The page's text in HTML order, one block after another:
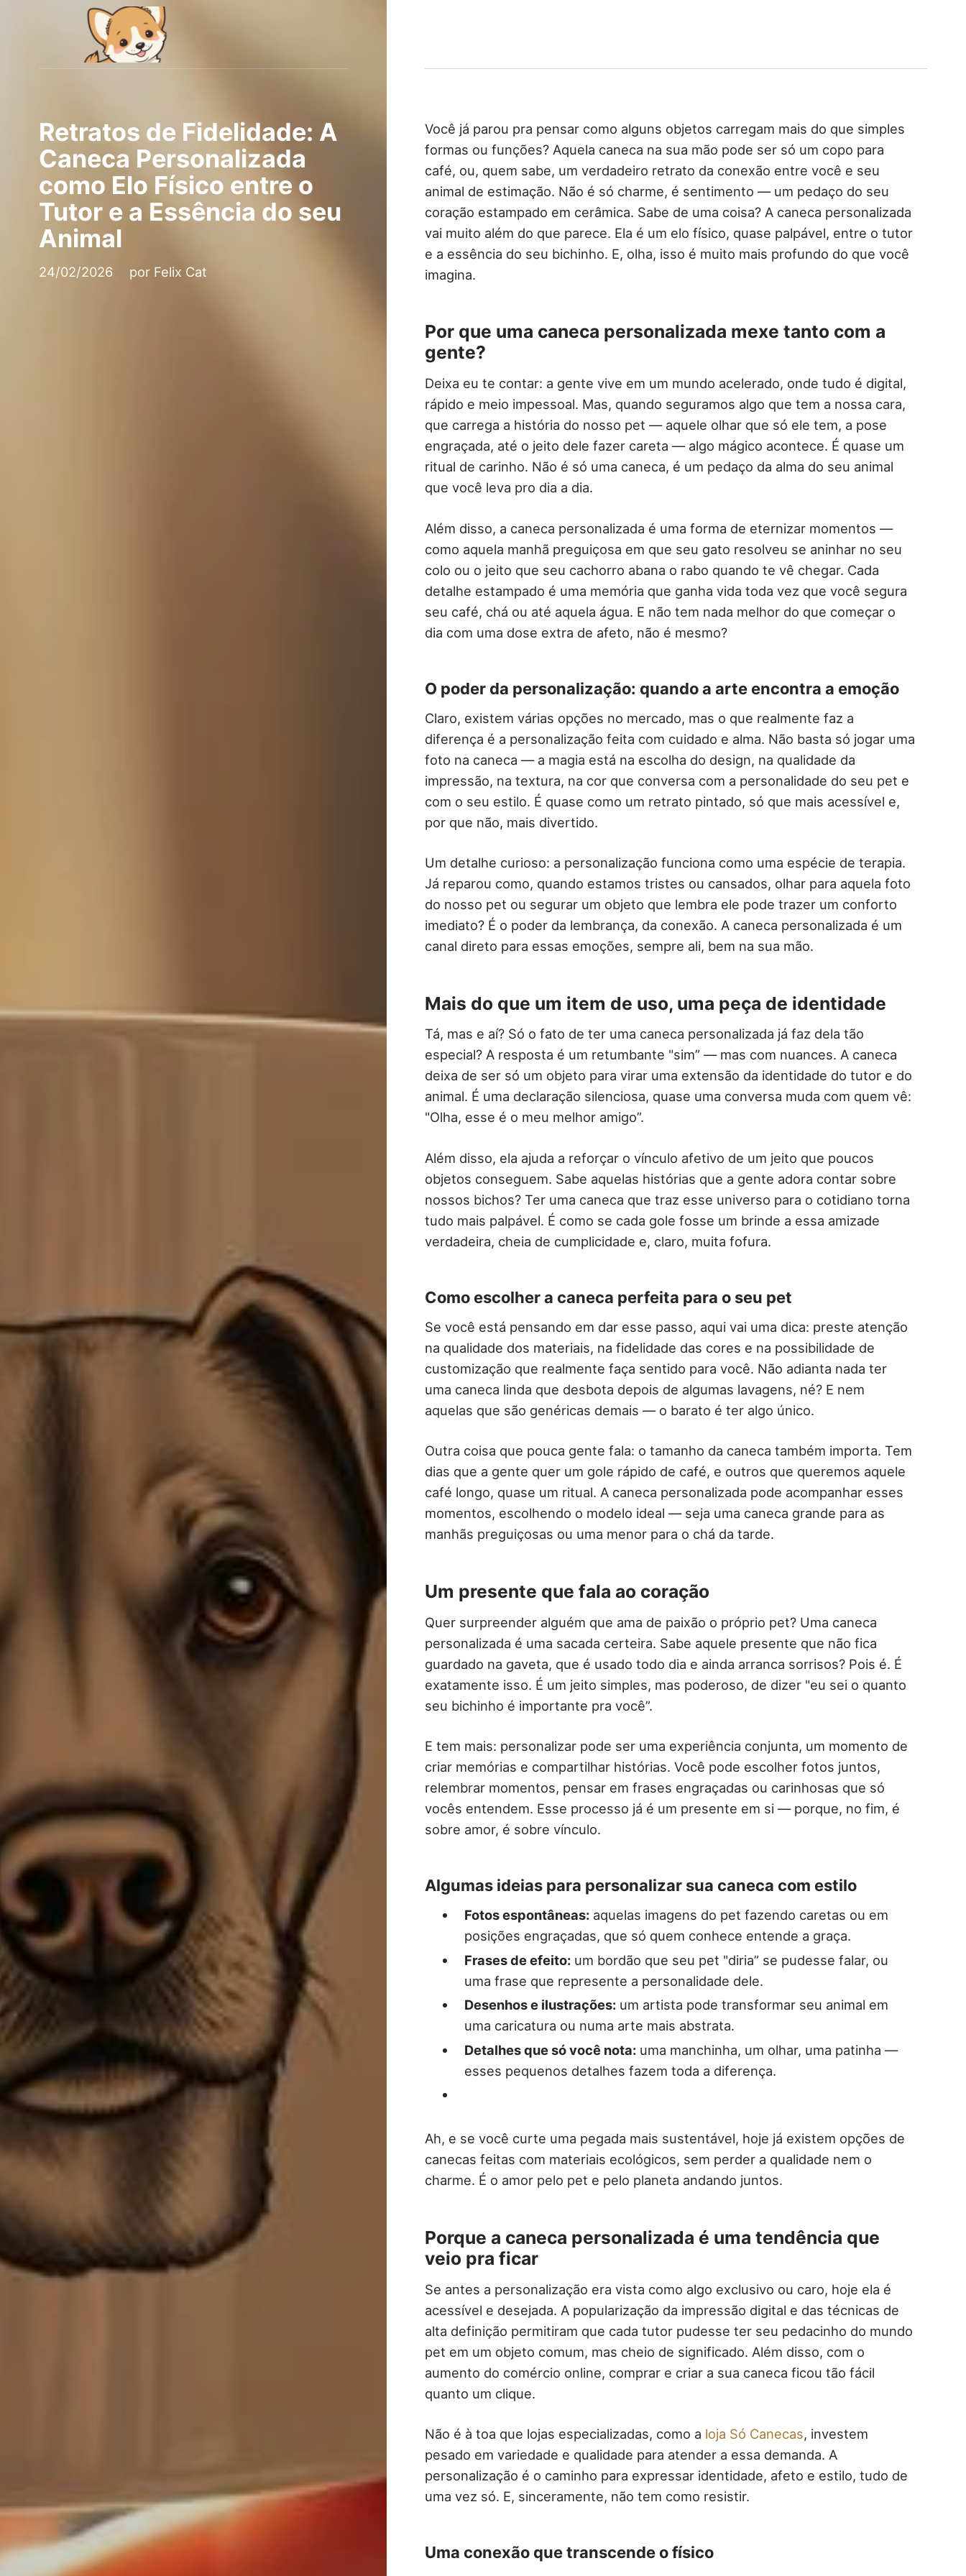
Retratos de Fidelidade: A
Caneca Personalizada
como Elo Físico entre o
Tutor e a Essência do seu
Animal
24/02/2026 por Felix Cat
Você já parou pra pensar como alguns objetos carregam mais do que simples
formas ou funções? Aquela caneca na sua mão pode ser só um copo para
café, ou, quem sabe, um verdadeiro retrato da conexão entre você e seu
animal de estimação. Não é só charme, é sentimento — um pedaço do seu
coração estampado em cerâmica. Sabe de uma coisa? A caneca personalizada
vai muito além do que parece. Ela é um elo físico, quase palpável, entre o tutor
e a essência do seu bichinho. E, olha, isso é muito mais profundo do que você
imagina.
Por que uma caneca personalizada mexe tanto com a
gente?
Deixa eu te contar: a gente vive em um mundo acelerado, onde tudo é digital,
rápido e meio impessoal. Mas, quando seguramos algo que tem a nossa cara,
que carrega a história do nosso pet — aquele olhar que só ele tem, a pose
engraçada, até o jeito dele fazer careta — algo mágico acontece. É quase um
ritual de carinho. Não é só uma caneca, é um pedaço da alma do seu animal
que você leva pro dia a dia.
Além disso, a caneca personalizada é uma forma de eternizar momentos —
como aquela manhã preguiçosa em que seu gato resolveu se aninhar no seu
colo ou o jeito que seu cachorro abana o rabo quando te vê chegar. Cada
detalhe estampado é uma memória que ganha vida toda vez que você segura
seu café, chá ou até aquela água. E não tem nada melhor do que começar o
dia com uma dose extra de afeto, não é mesmo?
O poder da personalização: quando a arte encontra a emoção
Claro, existem várias opções no mercado, mas o que realmente faz a
diferença é a personalização feita com cuidado e alma. Não basta só jogar uma
foto na caneca — a magia está na escolha do design, na qualidade da
impressão, na textura, na cor que conversa com a personalidade do seu pet e
com o seu estilo. É quase como um retrato pintado, só que mais acessível e,
por que não, mais divertido.
Um detalhe curioso: a personalização funciona como uma espécie de terapia.
Já reparou como, quando estamos tristes ou cansados, olhar para aquela foto
do nosso pet ou segurar um objeto que lembra ele pode trazer um conforto
imediato? É o poder da lembrança, da conexão. A caneca personalizada é um
canal direto para essas emoções, sempre ali, bem na sua mão.
Mais do que um item de uso, uma peça de identidade
Tá, mas e aí? Só o fato de ter uma caneca personalizada já faz dela tão
especial? A resposta é um retumbante "sim” — mas com nuances. A caneca
deixa de ser só um objeto para virar uma extensão da identidade do tutor e do
animal. É uma declaração silenciosa, quase uma conversa muda com quem vê:
"Olha, esse é o meu melhor amigo”.
Além disso, ela ajuda a reforçar o vínculo afetivo de um jeito que poucos
objetos conseguem. Sabe aquelas histórias que a gente adora contar sobre
nossos bichos? Ter uma caneca que traz esse universo para o cotidiano torna
tudo mais palpável. É como se cada gole fosse um brinde a essa amizade
verdadeira, cheia de cumplicidade e, claro, muita fofura.
Como escolher a caneca perfeita para o seu pet
Se você está pensando em dar esse passo, aqui vai uma dica: preste atenção
na qualidade dos materiais, na fidelidade das cores e na possibilidade de
customização que realmente faça sentido para você. Não adianta nada ter
uma caneca linda que desbota depois de algumas lavagens, né? E nem
aquelas que são genéricas demais — o barato é ter algo único.
Outra coisa que pouca gente fala: o tamanho da caneca também importa. Tem
dias que a gente quer um gole rápido de café, e outros que queremos aquele
café longo, quase um ritual. A caneca personalizada pode acompanhar esses
momentos, escolhendo o modelo ideal — seja uma caneca grande para as
manhãs preguiçosas ou uma menor para o chá da tarde.
Um presente que fala ao coração
Quer surpreender alguém que ama de paixão o próprio pet? Uma caneca
personalizada é uma sacada certeira. Sabe aquele presente que não fica
guardado na gaveta, que é usado todo dia e ainda arranca sorrisos? Pois é. É
exatamente isso. É um jeito simples, mas poderoso, de dizer "eu sei o quanto
seu bichinho é importante pra você”.
E tem mais: personalizar pode ser uma experiência conjunta, um momento de
criar memórias e compartilhar histórias. Você pode escolher fotos juntos,
relembrar momentos, pensar em frases engraçadas ou carinhosas que só
vocês entendem. Esse processo já é um presente em si — porque, no fim, é
sobre amor, é sobre vínculo.
Algumas ideias para personalizar sua caneca com estilo
Fotos espontâneas: aquelas imagens do pet fazendo caretas ou em
posições engraçadas, que só quem conhece entende a graça.
Frases de efeito: um bordão que seu pet "diria” se pudesse falar, ou
uma frase que represente a personalidade dele.
Desenhos e ilustrações: um artista pode transformar seu animal em
uma caricatura ou numa arte mais abstrata.
Detalhes que só você nota: uma manchinha, um olhar, uma patinha —
esses pequenos detalhes fazem toda a diferença.
Ah, e se você curte uma pegada mais sustentável, hoje já existem opções de
canecas feitas com materiais ecológicos, sem perder a qualidade nem o
charme. É o amor pelo pet e pelo planeta andando juntos.
Porque a caneca personalizada é uma tendência que
veio pra ficar
Se antes a personalização era vista como algo exclusivo ou caro, hoje ela é
acessível e desejada. A popularização da impressão digital e das técnicas de
alta definição permitiram que cada tutor pudesse ter seu pedacinho do mundo
pet em um objeto comum, mas cheio de significado. Além disso, com o
aumento do comércio online, comprar e criar a sua caneca ficou tão fácil
quanto um clique.
Não é à toa que lojas especializadas, como a loja Só Canecas, investem
pesado em variedade e qualidade para atender a essa demanda. A
personalização é o caminho para expressar identidade, afeto e estilo, tudo de
uma vez só. E, sinceramente, não tem como resistir.
Uma conexão que transcende o físico